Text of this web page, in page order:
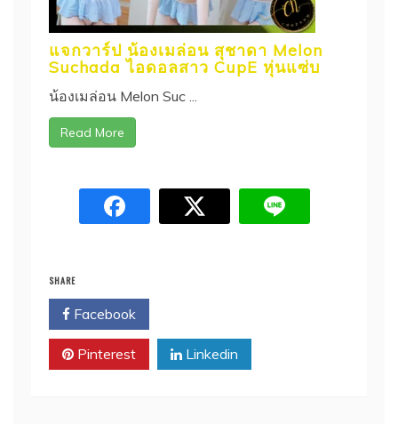
แจกวาร์ป น้องเมล่อน สุชาดา Melon
Suchada ไอดอลสาว CupE หุ่นแซ่บ
น้องเมล่อน Melon Suc ...
Read More
SHARE
Facebook
Pinterest Linkedin